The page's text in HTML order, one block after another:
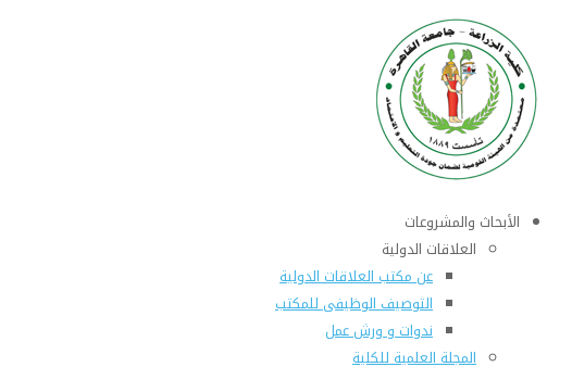
الأبحاث والمشروعات
العلاقات الدولية
عن مكتب العلاقات الدولية
التوصيف الوظيفى للمكتب
ندوات و ورش عمل
المجلة العلمية للكلية